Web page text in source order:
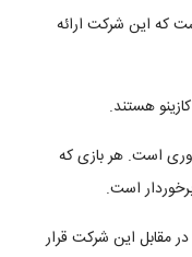
که این شرکت ارائه
هستند.
است. هر بازی که
است.
مقابل این شرکت قرار